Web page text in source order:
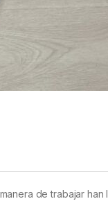
de trabajar han